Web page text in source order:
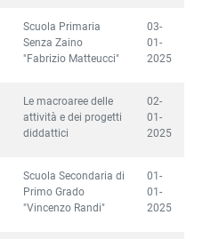
Scuola Primaria
Senza Zaino
"Fabrizio Matteucci"
03-
01-
2025
Le macroaree delle
attività e dei progetti
diddattici
02-
01-
2025
Scuola Secondaria di
Primo Grado
"Vincenzo Randi"
01-
01-
2025